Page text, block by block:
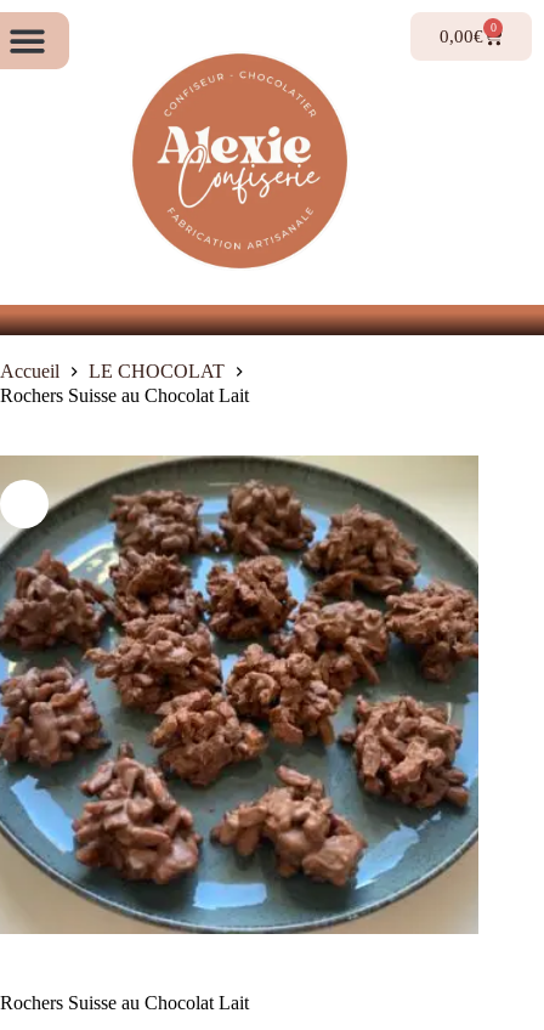
0,00€ 0
Accueil
LE CHOCOLAT
Rochers Suisse au Chocolat Lait
Rochers Suisse au Chocolat Lait